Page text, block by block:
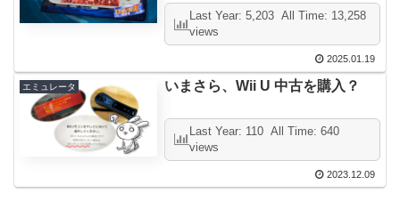
Last Year: 5,203 All Time: 13,258
views
2025.01.19
エミュレータ いまさら、Wii U 中古を購入？
Last Year: 110 All Time: 640
views
2023.12.09